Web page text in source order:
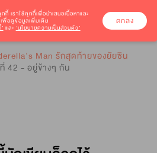
Man รักสุดท้ายของยัยซิน
42 - อยู่ข้างๆ กัน
กกี้ เราใช้คุกกี้เพื่อนำเสนอเนื้อหาและ
พื่อดูข้อมูลเพิ่มเติม
และ ‘นโยบายความเป็นส่วนตัว’
ตกลง